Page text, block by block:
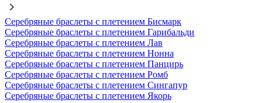
Серебряные браслеты с плетением Бисмарк
Серебряные браслеты с плетением Гарибальди
Серебряные браслеты с плетением Лав
Серебряные браслеты с плетением Нонна
Серебряные браслеты с плетением Панцирь
Серебряные браслеты с плетением Ромб
Серебряные браслеты с плетением Сингапур
Серебряные браслеты с плетением Якорь